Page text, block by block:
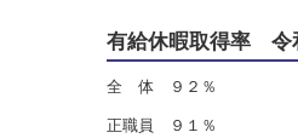
有給休暇取得率 令
全 体 ９２％
正職員 ９１％